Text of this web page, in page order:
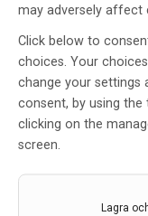
may adversely affect
Click below to
choices. Your
change your settings
consent, by using the
clicking on the
screen.
Lagra
kryptogen
riktlinjer
AvMaria Lantz
3 okt 2018